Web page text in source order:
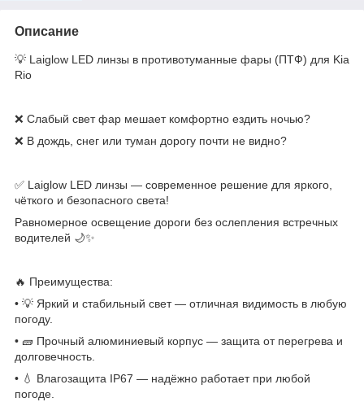
Описание
💡 Laiglow LED линзы в противотуманные фары (ПТФ) для Kia
Rio
❌ Слабый свет фар мешает комфортно ездить ночью?
❌ В дождь, снег или туман дорогу почти не видно?
✅ Laiglow LED линзы — современное решение для яркого,
чёткого и безопасного света!
Равномерное освещение дороги без ослепления встречных
водителей 🌙✨
🔥 Преимущества:
• 💡 Яркий и стабильный свет — отличная видимость в любую
погоду.
• 🧱 Прочный алюминиевый корпус — защита от перегрева и
долговечность.
• 💧 Влагозащита IP67 — надёжно работает при любой
погоде.